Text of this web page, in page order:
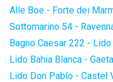
Alle Boe - Forte dei
Sottomarino 54 -
Bagno Caesar 222 -
Lido Bahia Blanca -
Lido Don Pablo - Castel